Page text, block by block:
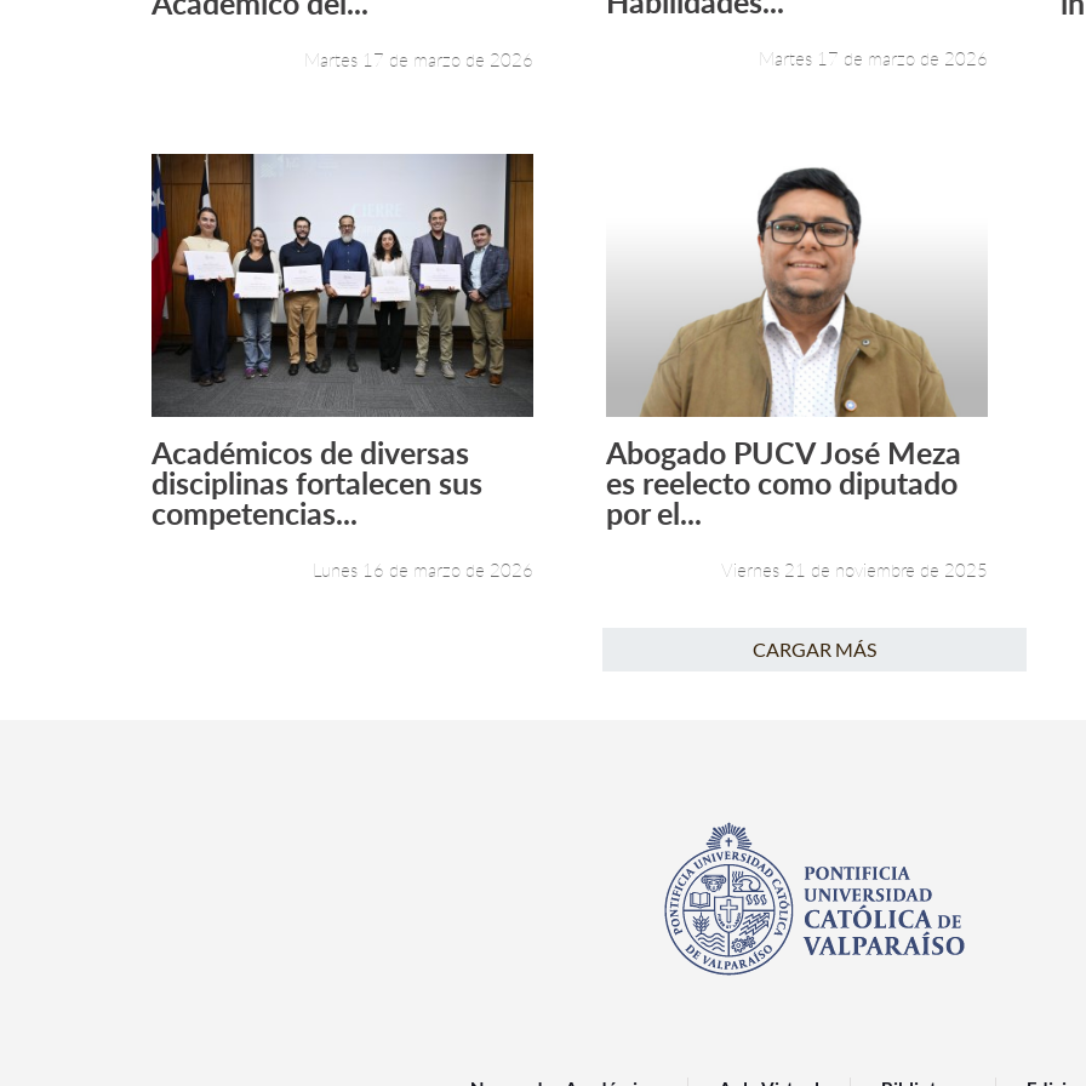
Martes 17 de marzo de 2026 Martes 17 de marzo de 2026
Leer más +
Académicos de diversas
disciplinas fortalecen sus
competencias...
Lunes 16 de marzo de 2026
Leer más +
Abogado PUCV José Meza
es reelecto como diputado
por el...
Viernes 21 de noviembre de 2025
CARGAR MÁS